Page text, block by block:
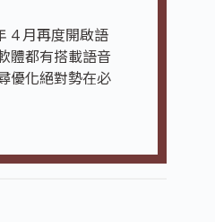
4 月再度開啟語
體都有搭載語音
優化絕對勢在必